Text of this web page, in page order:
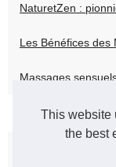
This website
the best
NaturetZen :
Les Bénéfices des
Massages
Découvrez les